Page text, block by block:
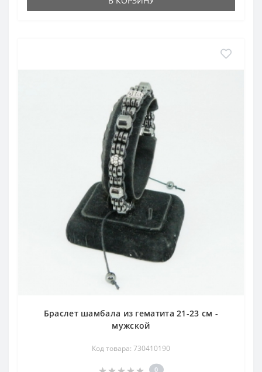
Браслет шамбала из гематита 21-23 см -
мужской
Код товара: 730410190
0